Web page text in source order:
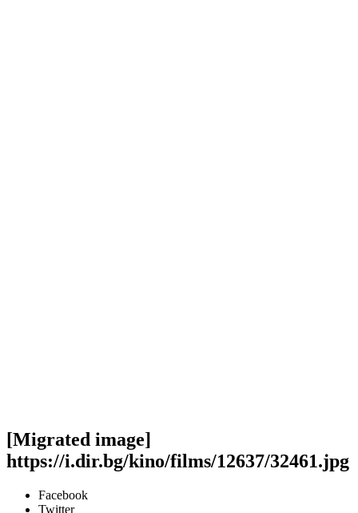
[Migrated image]
https://i.dir.bg/kino/films/12637/32461.jpg
Facebook
Twitter